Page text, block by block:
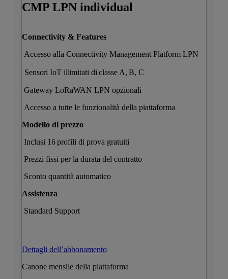
CMP LPN individual
Connectivity & Features
Accesso alla Connectivity Management Platform LPN
Sensori IoT illimitati di classe A, B, C
Gateway LoRaWAN LPN opzionali
Accesso a tutte le funzionalità della piattaforma
Modello di prezzo
Inclusi 16 profili di prova gratuiti
Prezzi fissi per la durata del contratto​
Sconto quantità automatico
Assistenza
Standard Support​
Dettagli dell’abbonamento
Canone mensile della piattaforma